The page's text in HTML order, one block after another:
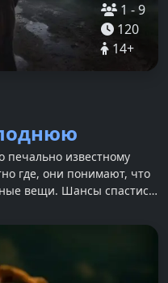
1 -9
120
14+
печально известному
где, они понимают, что
вещи. Шансы спастись